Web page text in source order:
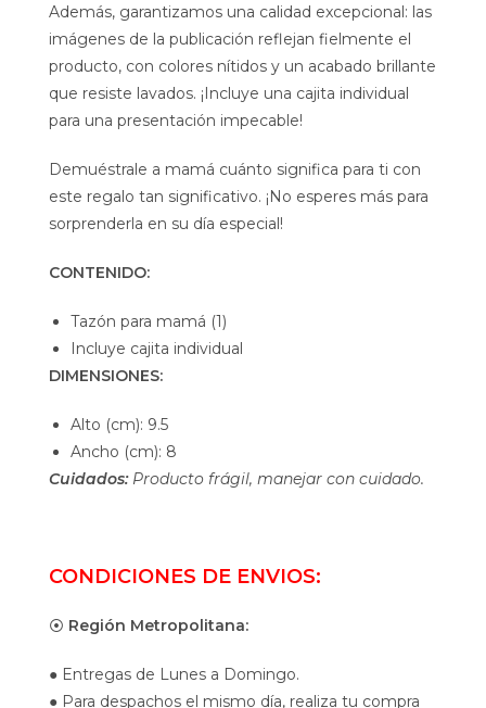
Además, garantizamos una calidad excepcional: las
imágenes de la publicación reflejan fielmente el
producto, con colores nítidos y un acabado brillante
que resiste lavados. ¡Incluye una cajita individual
para una presentación impecable!
Demuéstrale a mamá cuánto significa para ti con
este regalo tan significativo. ¡No esperes más para
sorprenderla en su día especial!
CONTENIDO:
Tazón para mamá (1)
Incluye cajita individual
DIMENSIONES:
Alto (cm): 9.5
Ancho (cm): 8
Cuidados: Producto frágil, manejar con cuidado.
CONDICIONES DE ENVIOS:
⦿ Región Metropolitana:
● Entregas de Lunes a Domingo.
● Para despachos el mismo día, realiza tu compra